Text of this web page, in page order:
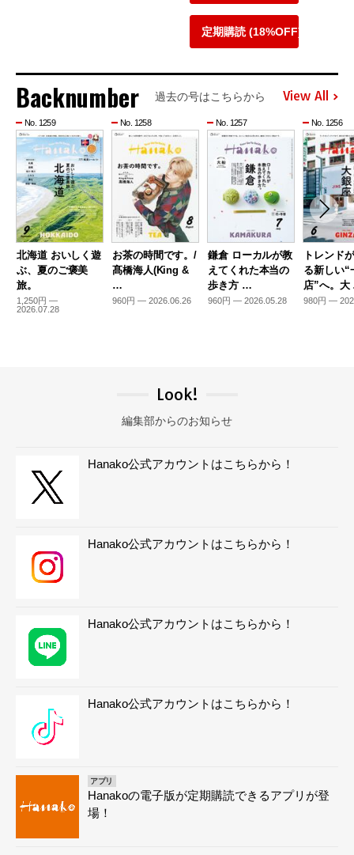
定期購読 (18%OFF)
Backnumber 過去の号はこちらから View All
No. 1259
北海道 おいしく遊
ぶ、夏のご褒美
旅。
1,250円 —
2026.07.28
No. 1258
お茶の時間です。/
髙橋海人(King &
…
960円 — 2026.06.26
No. 1257
鎌倉 ローカルが教
えてくれた本当の
歩き方 …
960円 — 2026.05.28
No. 1256
トレンド
る新しい“
店”へ。
980円 —
Look!
編集部からのお知らせ
Hanako公式アカウントはこちらから！
Hanako公式アカウントはこちらから！
Hanako公式アカウントはこちらから！
Hanako公式アカウントはこちらから！
アプリ
Hanakoの電子版が定期購読できるアプリが登
場！